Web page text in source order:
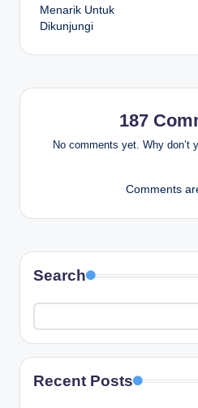
Menarik Untuk
Dikunjungi
187
No comments yet. Why don’t
Comments
Search
Recent Posts